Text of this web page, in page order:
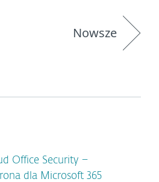
Nowsze
Office Security –
dla Microsoft 365